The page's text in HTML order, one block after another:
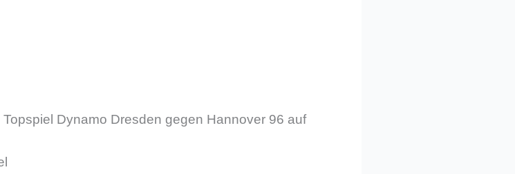
Dynamo Dresden gegen Hannover 96 auf